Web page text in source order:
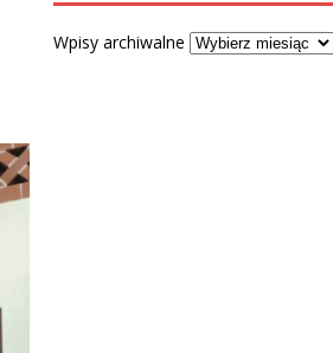
Wpisy archiwalne